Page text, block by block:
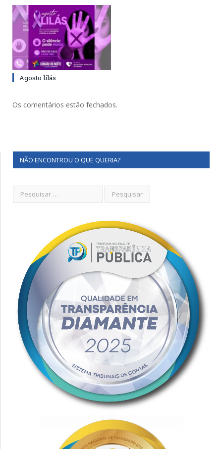
Agosto lilás
Os comentários estão fechados.
NÃO ENCONTROU O QUE QUERIA?